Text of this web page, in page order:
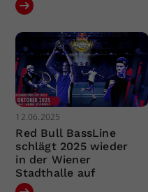
12.06.2025
Red Bull BassLine
schlägt 2025 wieder
in der Wiener
Stadthalle auf